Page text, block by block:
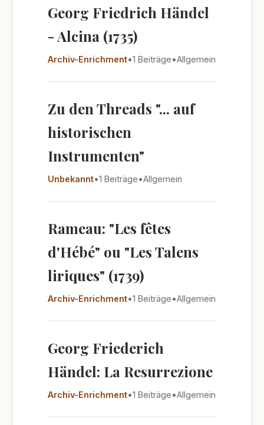
Georg Friedrich Händel
- Alcina (1735)
Archiv-Enrichment•1 Beiträge•Allgemein
Zu den Threads "... auf
historischen
Instrumenten"
Unbekannt•1 Beiträge•Allgemein
Rameau: "Les fêtes
d'Hébé" ou "Les Talens
liriques" (1739)
Archiv-Enrichment•1 Beiträge•Allgemein
Georg Friederich
Händel: La Resurrezione
Archiv-Enrichment•1 Beiträge•Allgemein